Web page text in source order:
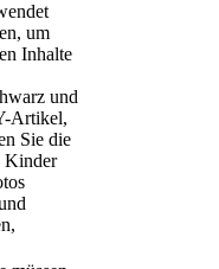
um
Inhalte
und
Artikel,
Sie die
Kinder